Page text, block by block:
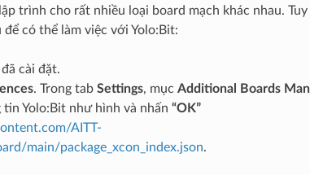
trình cho rất nhiều loại board mạch khác nhau.
có thể làm việc với Yolo:Bit:
cài đặt.
. Trong tab Settings, mục Additional Boards
Yolo:Bit như hình và nhấn “OK”
AITT-
main/package_xcon_index.json.